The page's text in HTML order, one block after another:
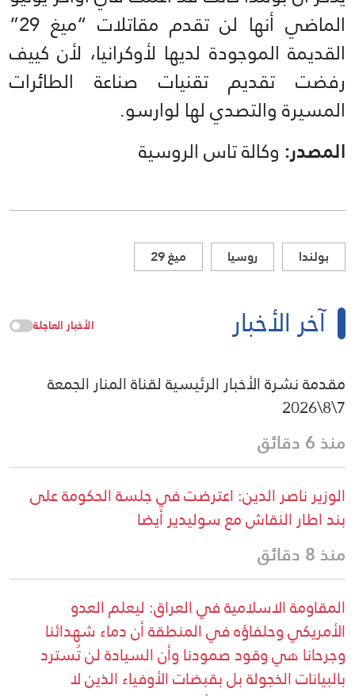
الماضي أنها لن تقدم مقاتلات “ميغ 29”
القديمة الموجودة لديها لأوكرانيا، لأن كييف
رفضت تقديم تقنيات صناعة الطائرات
المسيرة والتصدي لها لوارسو.
المصدر: وكالة تاس الروسية
بولندا روسيا ميغ 29
آخر الأخبار الأخبار العاجلة
مقدمة نشرة الأخبار الرئيسية لقناة المنار الجمعة
7\8\2026
منذ 6 دقائق
الوزير ناصر الدين: اعترضت في جلسة الحكومة على
بند اطار النقاش مع سوليدير أيضا
منذ 8 دقائق
المقاومة الاسلامية في العراق: ليعلم العدو
الأمريكي وحلفاؤه في المنطقة أن دماء شهدائنا
وجرحانا هي وقود صمودنا وأن السيادة لن تُسترد
بالبيانات الخجولة بل بقبضات الأوفياء الذين لا